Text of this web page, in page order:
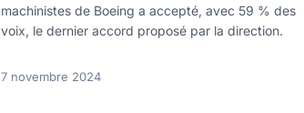
machinistes de Boeing a accepté, avec 59 % des
voix, le dernier accord proposé par la direction.
7 novembre 2024